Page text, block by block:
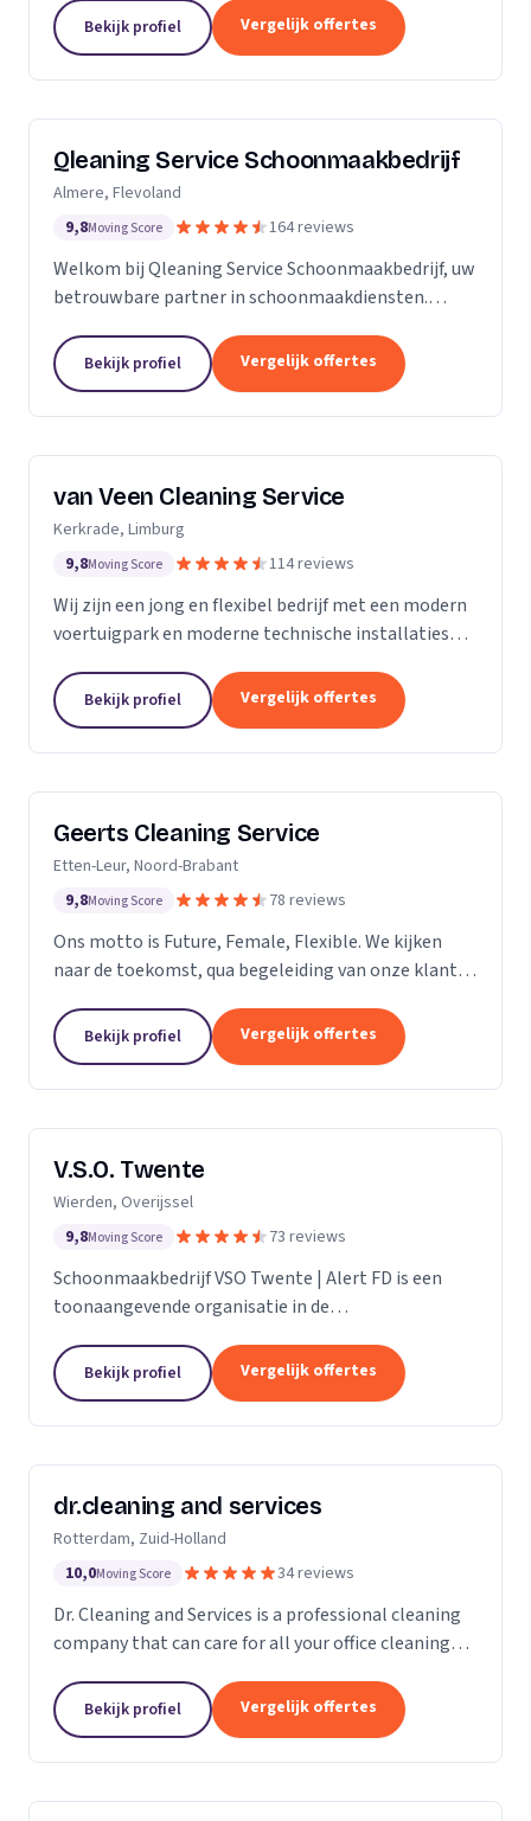
zijn Stel op Sprong gestart om mensen te helpen
en...
Bekijk profiel Vergelijk offertes
Qleaning Service Schoonmaakbedrijf
Almere, Flevoland
9,8Moving Score 164 reviews
Welkom bij Qleaning Service Schoonmaakbedrijf, uw
betrouwbare partner in schoonmaakdiensten.
ernaar om de standaard in schoonmaakexpertise
te...
Bekijk profiel Vergelijk offertes
van Veen Cleaning Service
Kerkrade, Limburg
9,8Moving Score 114 reviews
Wij zijn een jong en flexibel bedrijf met een modern
voertuigpark en moderne technische installaties
zowel voor Particulier als zakelijke klanten....
Bekijk profiel Vergelijk offertes
Geerts Cleaning Service
Etten-Leur, Noord-Brabant
9,8Moving Score 78 reviews
Ons motto is Future, Female, Flexible. We kijken
naar de toekomst, qua begeleiding van onze klanten
vrouwelijke ondernemers behandelen wij ons
personeel...
Bekijk profiel Vergelijk offertes
V.S.O. Twente
Wierden, Overijssel
9,8Moving Score 73 reviews
Schoonmaakbedrijf VSO Twente | Alert FD is een
toonaangevende organisatie in de
technieken en moderne machines, onderscheiden
we ons door het leveren van...
Bekijk profiel Vergelijk offertes
dr.cleaning and services
Rotterdam, Zuid-Holland
10,0Moving Score 34 reviews
Dr. Cleaning and Services is a professional cleaning
company that can care for all your office cleaning
general cleaning to deep cleaning, so you can...
Bekijk profiel Vergelijk offertes